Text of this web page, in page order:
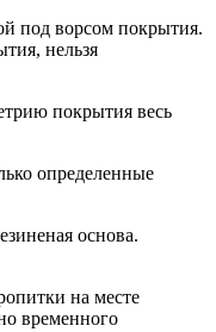
под ворсом покрытия.
нельзя
покрытия весь
определенные
основа.
на месте
временного